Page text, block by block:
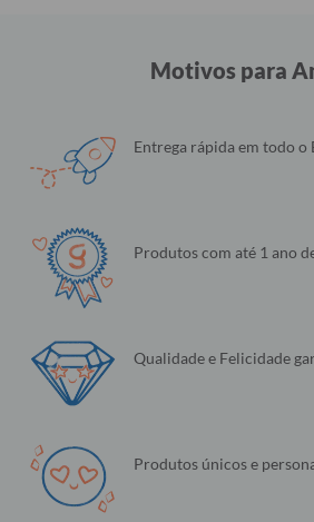
Motivos para
Entrega rápida em todo o
Produtos com até 1 ano
Qualidade e Felicidade
Produtos únicos e